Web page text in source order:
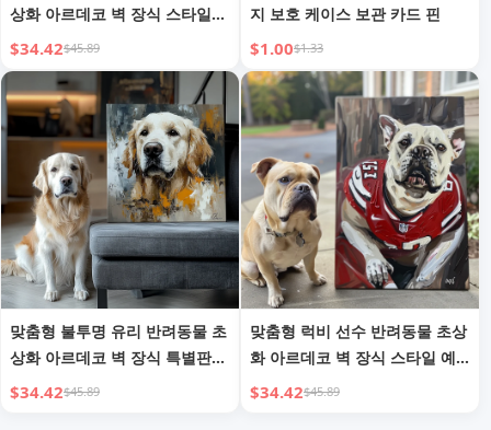
상화 아르데코 벽 장식 스타일
스페셜 에디션 텍스처 아트워크
$34.42$45.89
지 보호 케이스 보관 카드 핀
$1.00$1.33
맞춤형 불투명 유리 반려동물 초
상화 아르데코 벽 장식 특별판
질감 벽 예술
$34.42$45.89
맞춤형 럭비 선수 반려동물 초상
화 아르데코 벽 장식 스타일 예
술적 질감 디자인 홈 데코레이션
$34.42$45.89